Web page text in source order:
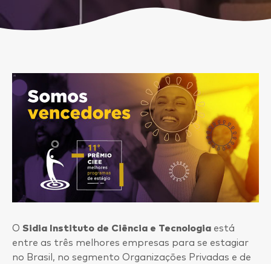
O Sidia Instituto de Ciência e Tecnologia está
entre as três melhores empresas para se estagiar
no Brasil, no segmento Organizações Privadas e de